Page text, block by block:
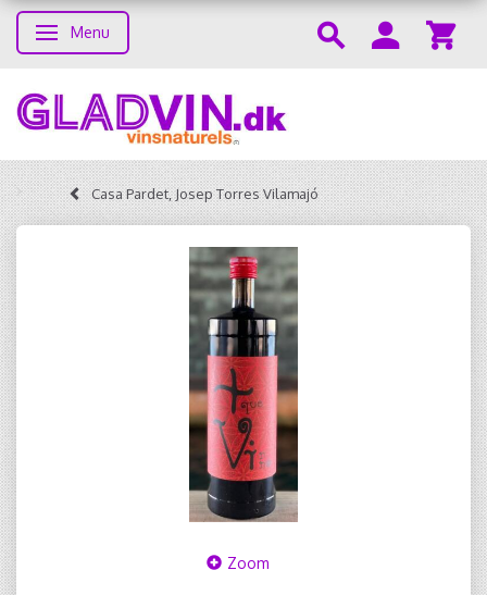
Skifte navigation
Menu
Casa Pardet, Josep Torres Vilamajó
Zoom